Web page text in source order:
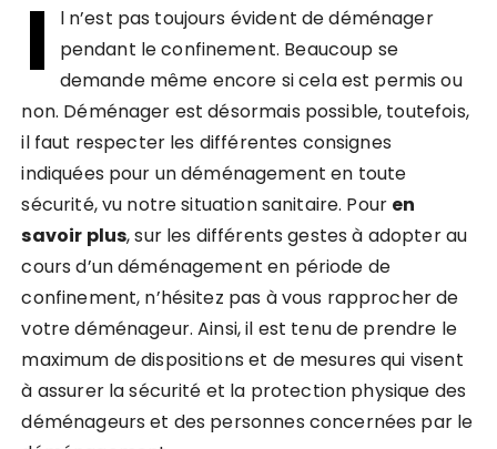
I
l n’est pas toujours évident de déménager
pendant le confinement. Beaucoup se
demande même encore si cela est permis ou
non. Déménager est désormais possible, toutefois,
il faut respecter les différentes consignes
indiquées pour un déménagement en toute
sécurité, vu notre situation sanitaire. Pour en
savoir plus, sur les différents gestes à adopter au
cours d’un déménagement en période de
confinement, n’hésitez pas à vous rapprocher de
votre déménageur. Ainsi, il est tenu de prendre le
maximum de dispositions et de mesures qui visent
à assurer la sécurité et la protection physique des
déménageurs et des personnes concernées par le